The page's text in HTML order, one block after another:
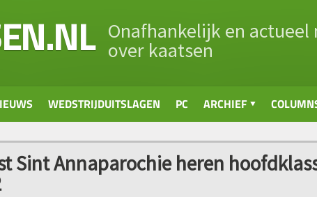
Onafhankelijk en actueel
over kaatsen
WEDSTRIJDUITSLAGEN PC ARCHIEF
Sint Annaparochie heren